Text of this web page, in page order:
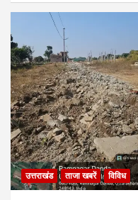
उत्तराखंड ताजा खबरें विविध